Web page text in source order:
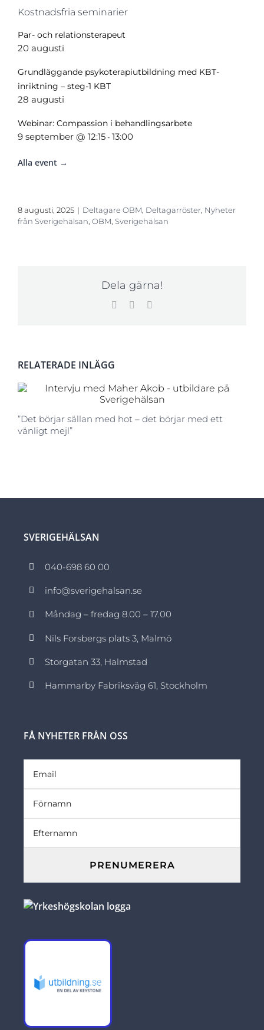
Kostnadsfria seminarier
Par- och relationsterapeut
20 augusti
Grundläggande psykoterapiutbildning med KBT-
inriktning – steg-1 KBT
28 augusti
Webinar: Compassion i behandlingsarbete
9 september @ 12:15- 13:00
Alla event →
8 augusti, 2025 | Deltagare OBM Deltagarröster Nyheter
från Sverigehälsan OBM Sverigehälsan
Dela gärna!
FacebookLinkedIn
RELATERADE INLÄGG
”Det börjar sällan med hot – det börjar med ett
vänligt mejl”
SVERIGEHÄLSAN
040-698 60 00
info@sverigehalsan.se
Måndag – fredag 8.00 – 17.00
Nils Forsbergs plats 3, Malmö
Storgatan 33, Halmstad
Hammarby Fabriksväg 61, Stockholm
FÅ NYHETER FRÅN OSS